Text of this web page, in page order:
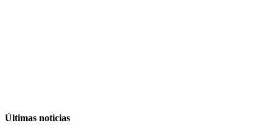
Últimas noticias